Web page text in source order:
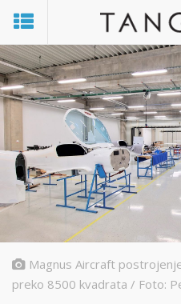
Magnus Aircraft
preko 8500 kvadrata / Foto: